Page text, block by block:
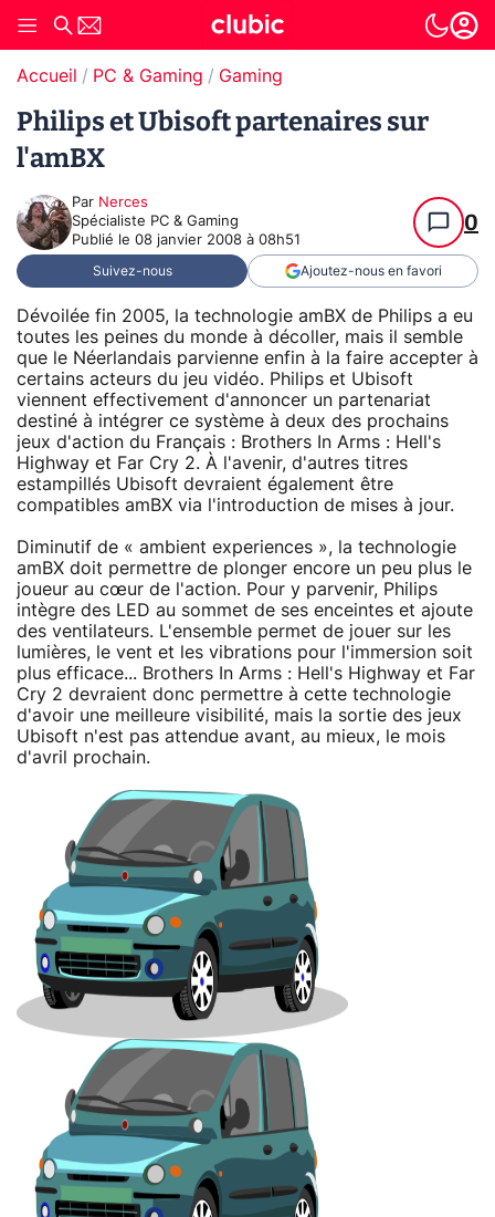
Accueil PC & Gaming Gaming
Philips et Ubisoft partenaires sur
l'amBX
Par Nerces
Spécialiste PC & Gaming
Publié le 08 janvier 2008 à 08h51
0
Suivez-nous Ajoutez-nous en favori
Dévoilée fin 2005, la technologie amBX de Philips a eu
toutes les peines du monde à décoller, mais il semble
que le Néerlandais parvienne enfin à la faire accepter à
certains acteurs du jeu vidéo. Philips et Ubisoft
viennent effectivement d'annoncer un partenariat
destiné à intégrer ce système à deux des prochains
jeux d'action du Français : Brothers In Arms : Hell's
Highway et Far Cry 2. À l'avenir, d'autres titres
estampillés Ubisoft devraient également être
compatibles amBX via l'introduction de mises à jour.
Diminutif de « ambient experiences », la technologie
amBX doit permettre de plonger encore un peu plus le
joueur au cœur de l'action. Pour y parvenir, Philips
intègre des LED au sommet de ses enceintes et ajoute
des ventilateurs. L'ensemble permet de jouer sur les
lumières, le vent et les vibrations pour l'immersion soit
plus efficace... Brothers In Arms : Hell's Highway et Far
Cry 2 devraient donc permettre à cette technologie
d'avoir une meilleure visibilité, mais la sortie des jeux
Ubisoft n'est pas attendue avant, au mieux, le mois
d'avril prochain.